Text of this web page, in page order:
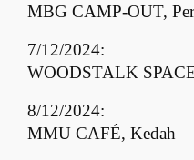
MBG CAMP-OUT,
7/12/2024:
WOODSTALK
8/12/2024:
MMU CAFÉ, Kedah